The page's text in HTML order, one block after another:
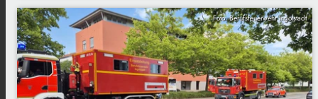
Foto: Berufsfeuerwehr Ingolstadt